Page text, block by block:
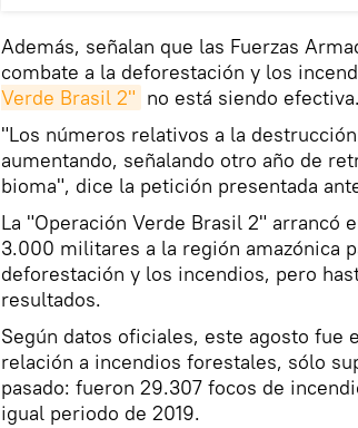
Además, señalan que las Fuerzas
combate a la deforestación y los
Verde Brasil 2" no está siendo efectiva.
"Los números relativos a la
aumentando, señalando otro año de
bioma", dice la petición presentada
La "Operación Verde Brasil 2" arrancó
3.000 militares a la región amazónica
deforestación y los incendios, pero
resultados.
Según datos oficiales, este agosto fue
relación a incendios forestales, sólo
pasado: fueron 29.307 focos de
igual periodo de 2019.